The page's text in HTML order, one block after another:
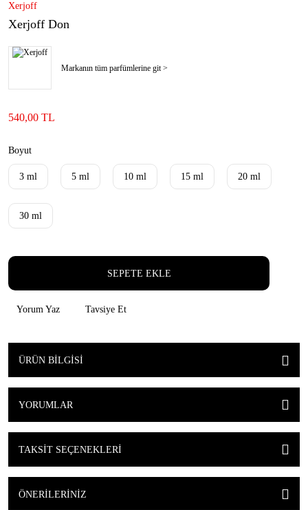
Xerjoff
Xerjoff Don
Markanın tüm parfümlerine git >
540,00 TL
Boyut
3 ml 5 ml 10 ml 15 ml 20 ml
30 ml
SEPETE EKLE
Yorum Yaz Tavsiye Et
ÜRÜN BILGISI
YORUMLAR
TAKSIT SEÇENEKLERI
ÖNERILERINIZ